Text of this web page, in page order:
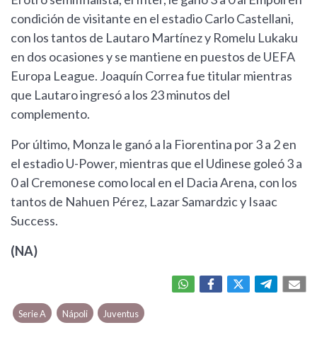
condición de visitante en el estadio Carlo Castellani,
con los tantos de Lautaro Martínez y Romelu Lukaku
en dos ocasiones y se mantiene en puestos de UEFA
Europa League. Joaquín Correa fue titular mientras
que Lautaro ingresó a los 23 minutos del
complemento.
Por último, Monza le ganó a la Fiorentina por 3 a 2 en
el estadio U-Power, mientras que el Udinese goleó 3 a
0 al Cremonese como local en el Dacia Arena, con los
tantos de Nahuen Pérez, Lazar Samardzic y Isaac
Success.
(NA)
Serie A Nápoli Juventus